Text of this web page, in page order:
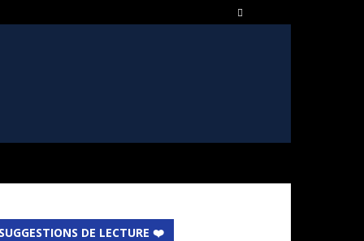
SUGGESTIONS DE LECTURE ❤️